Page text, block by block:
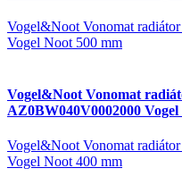
Vogel&Noot Vonomat
Vogel Noot 500 mm
Vogel&Noot Vonomat
AZ0BW040V0002000
Vogel&Noot Vonomat
Vogel Noot 400 mm